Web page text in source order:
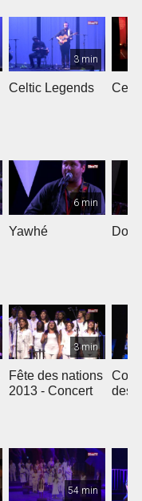
3 min
Celtic Legends
6 min
Yawhé
3 min
Fête des nations
2013 - Concert
des
54 min